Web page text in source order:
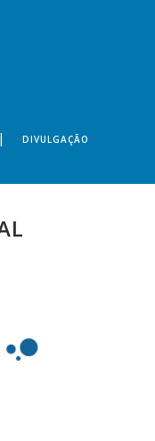
DIVULGAÇÃO